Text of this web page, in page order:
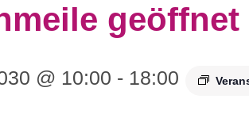
geöffnet
@ 10:00 - 18:00